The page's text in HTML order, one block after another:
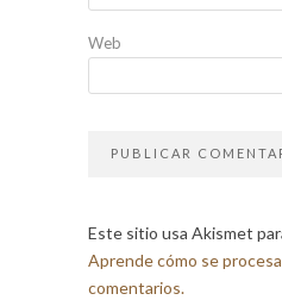
Web
Este sitio usa Akismet
Aprende cómo se
comentarios.